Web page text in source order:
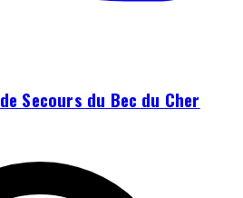
Secours du Bec du Cher